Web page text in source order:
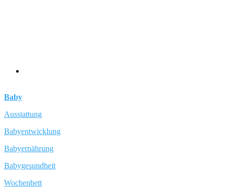
Baby
Ausstattung
Babyentwicklung
Babyernährung
Babygesundheit
Wochenbett